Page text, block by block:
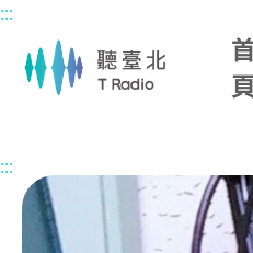
主要內容區塊
:::
頁
:::